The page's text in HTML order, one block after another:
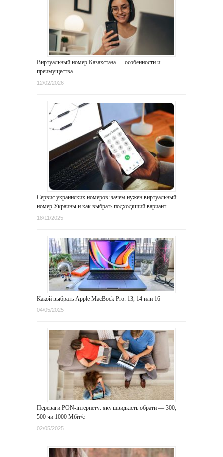
Виртуальный номер Казахстана — особенности и
преимущества
12/02/2026
Сервис украинских номеров: зачем нужен виртуальный
номер Украины и как выбрать подходящий вариант
18/11/2025
Какой выбрать Apple MacBook Pro: 13, 14 или 16
04/05/2025
Переваги PON-інтернету: яку швидкість обрати — 300,
500 чи 1000 Мбіт/с
02/05/2025